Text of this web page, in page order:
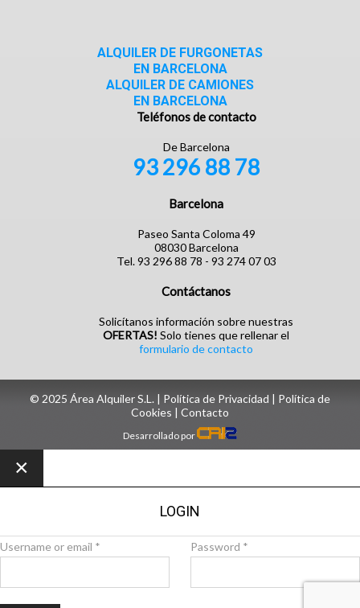
ALQUILER DE FURGONETAS
EN BARCELONA
ALQUILER DE CAMIONES
EN BARCELONA
Teléfonos de contacto
De Barcelona
93 296 88 78
Barcelona
Paseo Santa Coloma 49
08030 Barcelona
Tel. 93 296 88 78 - 93 274 07 03
Contáctanos
Solicítanos información sobre nuestras
OFERTAS! Solo tienes que rellenar el
formulario de contacto
© 2025 Área Alquiler S.L. | Política de Privacidad
Política de
Cookies
Contacto
Desarrollado por
×
LOGIN
Username or email * Password *